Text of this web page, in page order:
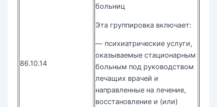
86.10.14
больниц
Эта группировка включает:
— психиатрические услуги,
оказываемые стационарным
больным под руководством
лечащих врачей и
направленные на лечение,
восстановление и (или)